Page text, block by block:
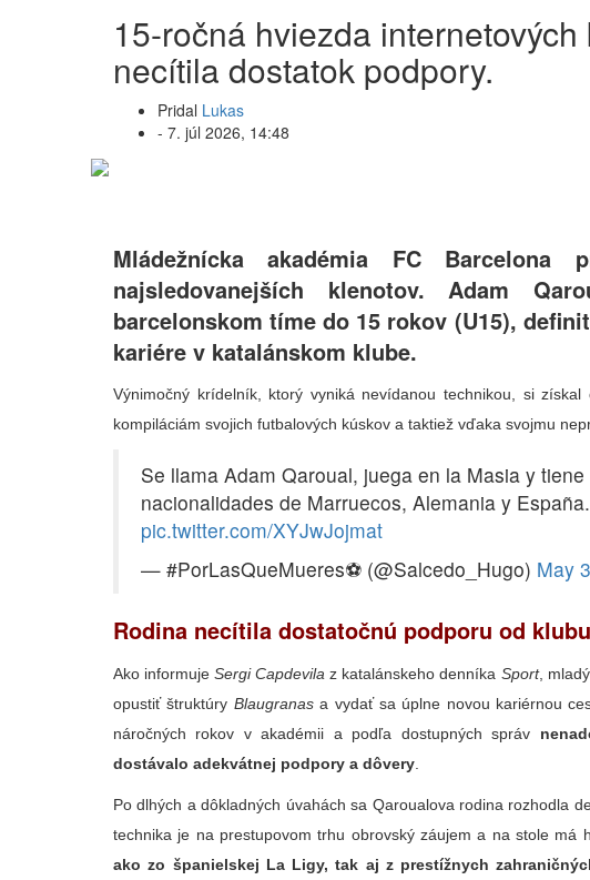
15-ročná hviezda
necítila dostatok podpory.
Pridal Lukas
- 7. júl 2026, 14:48
Mládežnícka akadémia FC
najsledovanejších klenotov. Adam
barcelonskom tíme do 15 rokov (U15),
kariére v katalánskom klube.
Výnimočný krídelník, ktorý vyniká nevídanou technikou, si
kompiláciám svojich futbalových kúskov a taktiež vďaka svojmu
Se llama Adam Qaroual, juega en la Masia y
nacionalidades de Marruecos, Alemania y
pic.twitter.com/XYJwJojmat
— #PorLasQueMueres⚽️ (@Salcedo_Hugo) May
Rodina necítila dostatočnú podporu od klubu
Ako informujeSergi Capdevila z katalánskeho denníka Sport,
opustiť štruktúry Blaugranasa vydať sa úplne novou kariérnou
náročných rokov v akadémii a podľa dostupných správ
dostávalo adekvátnej podpory a dôvery.
Po dlhých a dôkladných úvahách sa Qaroualova rodina rozhodla
technika je na prestupovom trhu obrovský záujem a na stole má
ako zo španielskej La Ligy, tak aj z prestížnych